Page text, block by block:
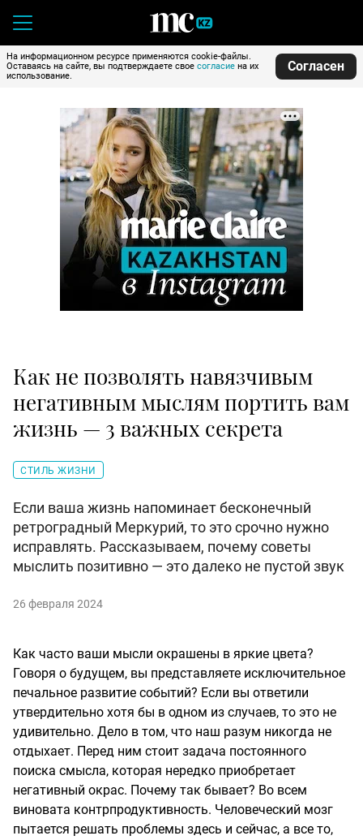
На информационном ресурсе применяются cookie-файлы.
Оставаясь на сайте, вы подтверждаете свое согласие на их
использование.
Согласен
Как не позволять навязчивым
негативным мыслям портить вам
жизнь — 3 важных секрета
СТИЛЬ ЖИЗНИ
Если ваша жизнь напоминает бесконечный
ретроградный Меркурий, то это срочно нужно
исправлять. Рассказываем, почему советы
мыслить позитивно — это далеко не пустой звук
26 февраля 2024
Как часто ваши мысли окрашены в яркие цвета?
Говоря о будущем, вы представляете исключительное
печальное развитие событий? Если вы ответили
утвердительно хотя бы в одном из случаев, то это не
удивительно. Дело в том, что наш разум никогда не
отдыхает. Перед ним стоит задача постоянного
поиска смысла, которая нередко приобретает
негативный окрас. Почему так бывает? Во всем
виновата контрпродуктивность. Человеческий мозг
пытается решать проблемы здесь и сейчас, а все то,